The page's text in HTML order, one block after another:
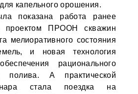
капельного орошения.
показана работа ранее
проектом ПРООН скважин
мелиоративного состояния
и новая технология
рационального
полива. А практической
стала поездка на